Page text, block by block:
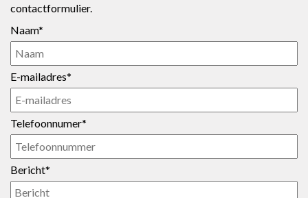
contactformulier.
Naam*
E-mailadres*
Telefoonnumer*
Bericht*